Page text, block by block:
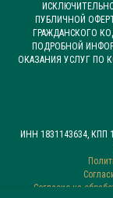
ПУБЛИЧНОЙ
ГРАЖДАНСКОГО
ПОДРОБНОЙ
ОКАЗАНИЯ УСЛУГ ПО
ИНН 1831143634, КПП
Согласие на